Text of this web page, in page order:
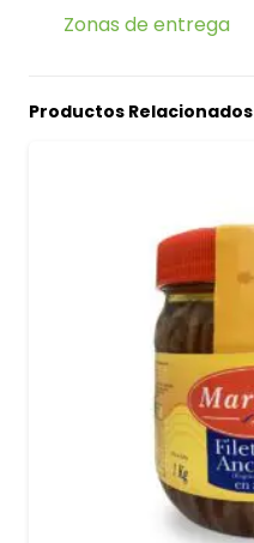
Zonas de entrega
Productos Relacionados